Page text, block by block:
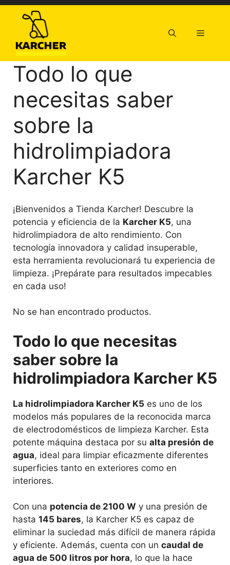
Saltar
contenido
Menú
Todo lo que
necesitas saber
sobre la
hidrolimpiadora
Karcher K5
¡Bienvenidos a Tienda Karcher! Descubre la
potencia y eficiencia de la Karcher K5, una
hidrolimpiadora de alto rendimiento. Con
tecnología innovadora y calidad insuperable,
esta herramienta revolucionará tu experiencia de
limpieza. ¡Prepárate para resultados impecables
en cada uso!
No se han encontrado productos.
Todo lo que necesitas
saber sobre la
hidrolimpiadora Karcher K5
La hidrolimpiadora Karcher K5 es uno de los
modelos más populares de la reconocida marca
de electrodomésticos de limpieza Karcher. Esta
potente máquina destaca por su alta presión de
agua, ideal para limpiar eficazmente diferentes
superficies tanto en exteriores como en
interiores.
Con una potencia de 2100 W y una presión de
hasta 145 bares, la Karcher K5 es capaz de
eliminar la suciedad más difícil de manera rápida
y eficiente. Además, cuenta con un caudal de
agua de 500 litros por hora, lo que la hace